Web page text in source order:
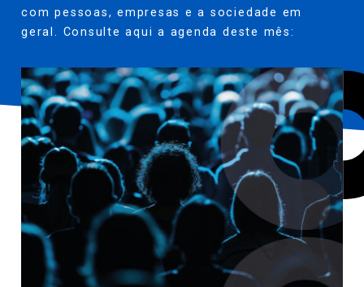
com pessoas, empresas e a sociedade em
geral. Consulte aqui a agenda deste mês: